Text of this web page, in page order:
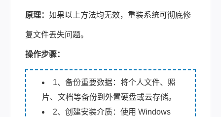
原理： 如果以上方法均无效，重装系统可彻底修
复文件丢失问题。
操作步骤：
1、备份重要数据：将个人文件、照
片、文档等备份到外置硬盘或云存储。
2、创建安装介质：使用 Windows